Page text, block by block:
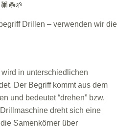
🕷☘️🌱
Drillen – verwenden wir die
wird in unterschiedlichen
Der Begriff kommt aus dem
und bedeutet “drehen” bzw.
Drillmaschine dreht sich eine
Samenkörner über